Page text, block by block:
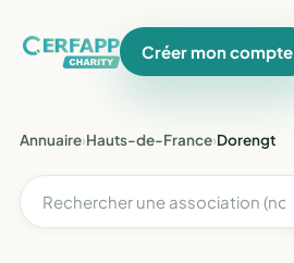
Créer mon compte
Annuaire›Hauts-de-France›Dorengt